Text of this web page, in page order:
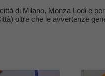
di Milano, Monza Lodi e
oltre che le avvertenze